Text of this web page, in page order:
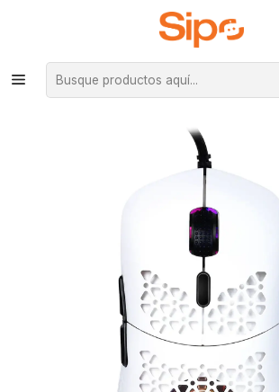
¡Compra hasta mediodía y recibe hoy! De lunes a
Santiago. Envío gratis desde $29.990
Inicio Computación y Gamers
Mouse Gamer Onikuma Cw911 Óptico, Rgb,